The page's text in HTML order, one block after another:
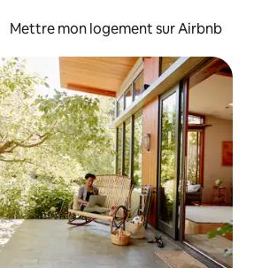
Mettre mon logement sur Airbnb